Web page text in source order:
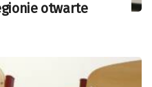
otwarte